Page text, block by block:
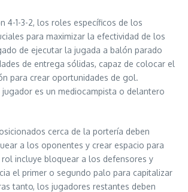
4-1-3-2, los roles específicos de los
para maximizar la efectividad de los
de ejecutar la jugada a balón parado
de entrega sólidas, capaz de colocar el
para crear oportunidades de gol.
jugador es un mediocampista o delantero
cerca de la portería deben
a los oponentes y crear espacio para
incluye bloquear a los defensores y
el primer o segundo palo para capitalizar
tanto, los jugadores restantes deben